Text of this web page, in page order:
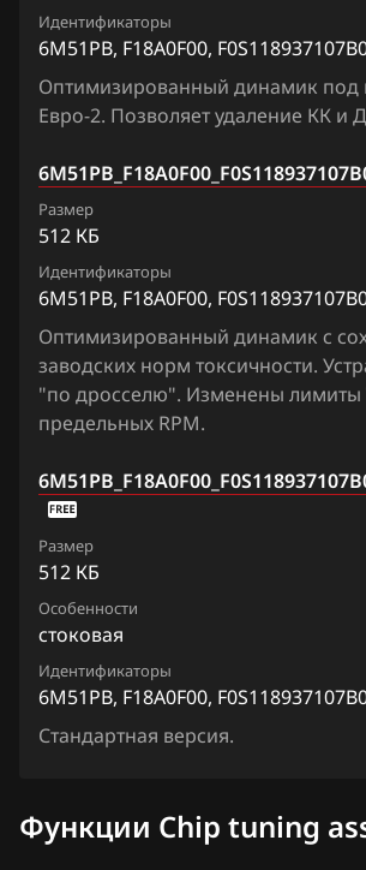
DAF
Derways
Dodge
Dongfeng
Exeed
Extreme moto
Fiat
Ford
Foton
GAC
Geely
Genesis
GMC
Great Wall
Haima
Marelli IAW7GFR
Siemens EMS 2101
Siemens EMS 2102
Siemens EMS 2205
Siemens EMS 24xx
Siemens EMS 2510
Siemens SID208
Siemens Sim21, 22
Siemens Sim210
Siemens Sim29
Visteon EECV
Visteon EECVI (PCM-150x, PCM-170x)
Visteon ESU-131
Идентификаторы
6M51PB, F18A0F00,
Оптимизированный динамик
Евро-2. Позволяет удаление КК и
Размер
512 КБ
Идентификаторы
6M51PB, F18A0F00,
Оптимизированный динамик с
заводских норм токсичности.
"по дросселю". Изменены лимиты
предельных RPM.
Размер
512 КБ
Особенности
стоковая
Идентификаторы
6M51PB, F18A0F00,
Стандартная версия.
Функции Chip tuning